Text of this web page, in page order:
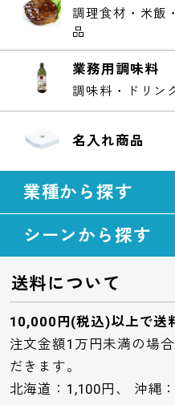
調理食材・米飯
品
業務用調味料
調味料・ドリン
名入れ商品
業種から探す
シーンから探す
送料について
10,000円(税込)以上で送
注文金額1万円未満の場
だきます。
北海道：1,100円、 沖縄